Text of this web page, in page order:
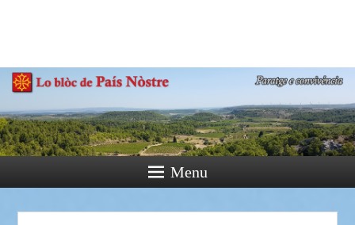
Paratge e Convivència
Menu